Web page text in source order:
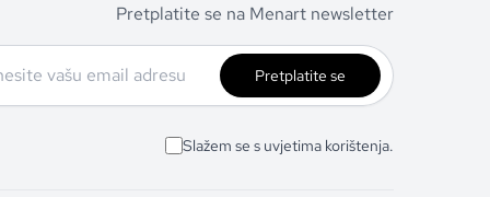
Pretplatite se na Menart newsletter
Pretplatite se
Slažem se s uvjetima korištenja.